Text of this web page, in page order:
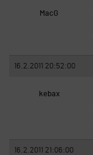
MacG
16.2.2011 20:52:00
kebax
16.2.2011 21:06:00